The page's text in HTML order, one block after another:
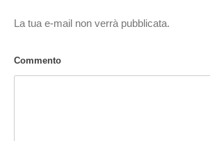
La tua e-mail non verrà pubblicata.
Commento